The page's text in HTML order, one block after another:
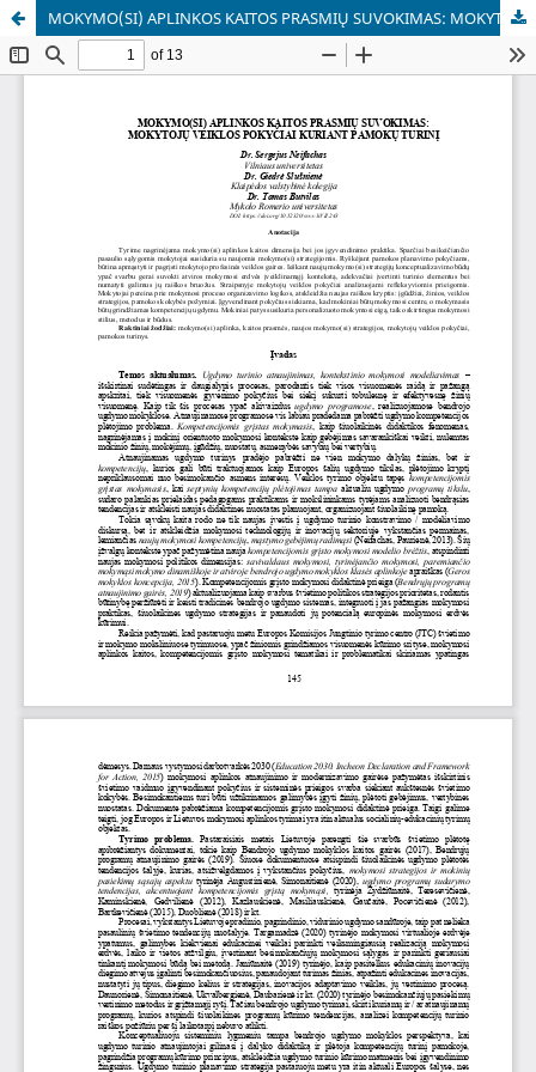
MOKYMO(SI) APLINKOS KAITOS PRASMIŲ SUVOKIMAS: MOKYTOJŲ VEIKLOS POKYČIAI KURIANT PAMOKŲ TURINĮ